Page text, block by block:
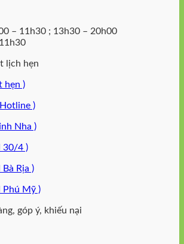
– 11h30 ; 13h30 – 20h00
lịch hẹn
hẹn )
)
Nha )
30/4 )
Rịa )
Phú Mỹ )
góp ý, khiếu nại